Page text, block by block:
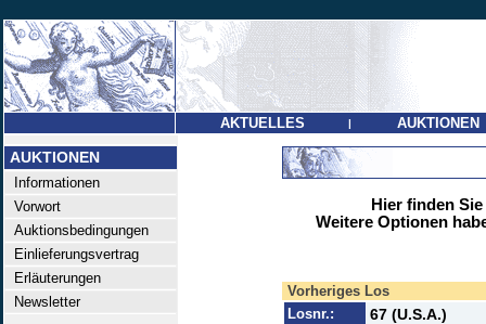
AKTUELLES | AUKTIONEN
AUKTIONEN
Informationen
Vorwort
Auktionsbedingungen
Einlieferungsvertrag
Erläuterungen
Newsletter
Hier finden
Weitere Optionen
Vorheriges Los
Losnr.:
67 (U.S.A.)